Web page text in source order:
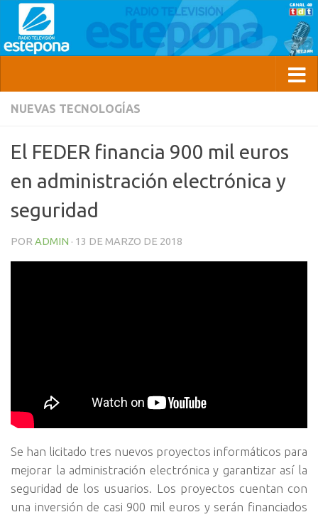
NUEVAS TECNOLOGÍAS
El FEDER financia 900 mil euros
en administración electrónica y
seguridad
POR ADMIN · 13 DE MARZO DE 2018
Se han licitado tres nuevos proyectos informáticos para
mejorar la administración electrónica y garantizar así la
seguridad de los usuarios. Los proyectos cuentan con
una inversión de casi 900 mil euros y serán financiados